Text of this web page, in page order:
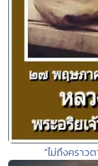
"ไม่ถึงครา